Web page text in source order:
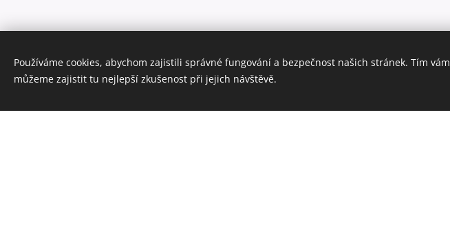
Používáme cookies, abychom zajistili správné fungování a bezpečnost našich stránek. Tím vám
můžeme zajistit tu nejlepší zkušenost při jejich návštěvě.